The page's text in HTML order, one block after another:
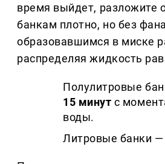
время выйдет, разложите
банкам плотно, но без
образовавшимся в миске
распределяя жидкость
Полулитровые
15 минут с
воды.
Литровые банки